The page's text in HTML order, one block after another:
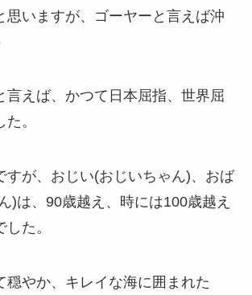
思いますが、ゴーヤーと言えば沖
言えば、かつて日本屈指、世界屈
。
すが、おじい(おじいちゃん)、おば
)は、90歳越え、時には100歳越え
た。
穏やか、キレイな海に囲まれた